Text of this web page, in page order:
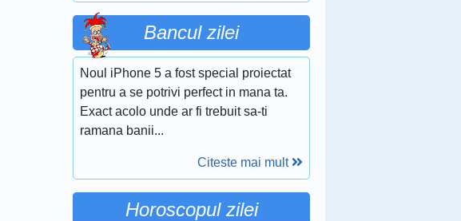
Bancul zilei
Noul iPhone 5 a fost special proiectat
pentru a se potrivi perfect in mana ta.
Exact acolo unde ar fi trebuit sa-ti
ramana banii...
Citeste mai mult
Horoscopul zilei